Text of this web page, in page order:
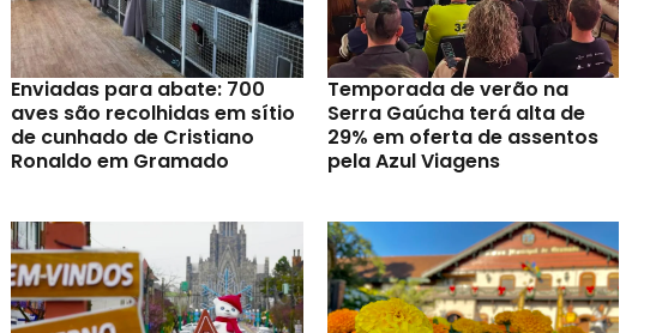
Enviadas para abate: 700
aves são recolhidas em sítio
de cunhado de Cristiano
Ronaldo em Gramado
Temporada de verão na
Serra Gaúcha terá alta de
29% em oferta de assentos
pela Azul Viagens